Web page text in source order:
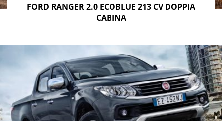
FORD RANGER 2.0 ECOBLUE 213 CV DOPPIA
CABINA